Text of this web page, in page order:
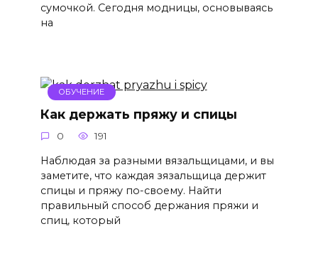
сумочкой. Сегодня модницы, основываясь
на
ОБУЧЕНИЕ
Как держать пряжу и спицы
0 191
Наблюдая за разными вязальщицами, и вы
заметите, что каждая зязальщица держит
спицы и пряжу по-своему. Найти
правильный способ держания пряжи и
спиц, который